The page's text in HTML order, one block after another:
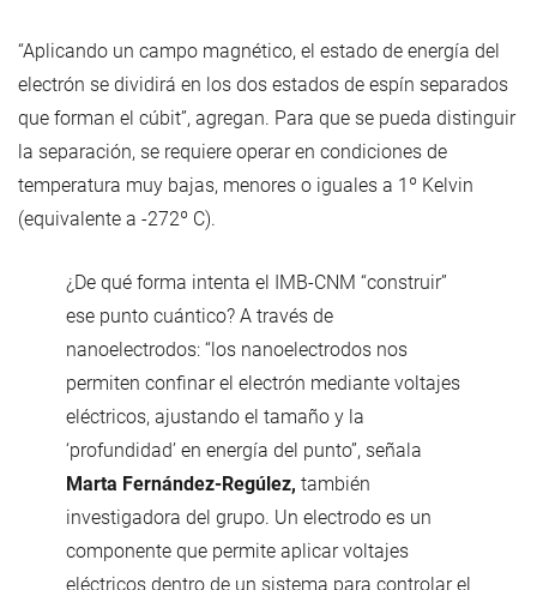
“Aplicando un campo magnético, el estado de energía del
electrón se dividirá en los dos estados de espín separados
que forman el cúbit”, agregan. Para que se pueda distinguir
la separación, se requiere operar en condiciones de
temperatura muy bajas, menores o iguales a 1º Kelvin
(equivalente a -272º C).
¿De qué forma intenta el IMB-CNM “construir”
ese punto cuántico? A través de
nanoelectrodos: “los nanoelectrodos nos
permiten confinar el electrón mediante voltajes
eléctricos, ajustando el tamaño y la
‘profundidad’ en energía del punto”, señala
Marta Fernández-Regúlez, también
investigadora del grupo. Un electrodo es un
componente que permite aplicar voltajes
eléctricos dentro de un sistema para controlar el